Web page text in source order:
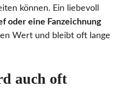
können. Ein liebevoll
oder eine Fanzeichnung
Wert und bleibt oft lange
auch oft